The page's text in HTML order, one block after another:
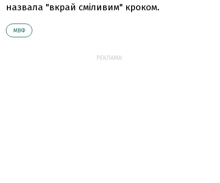
назвала "вкрай сміливим" кроком.
МВФ
РЕКЛАМА: